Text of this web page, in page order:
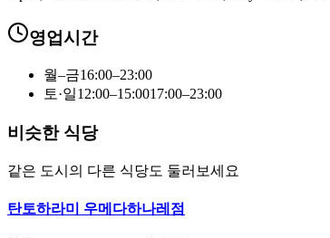
영업시간
월–금16:00–23:00
토·일12:00–15:0017:00–23:00
비슷한 식당
같은 도시의 다른 식당도 둘러보세요
탄토하라미 우메다하나레점